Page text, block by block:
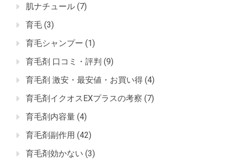
肌ナチュール (7)
育毛 (3)
育毛シャンプー (1)
育毛剤 口コミ・評判 (9)
育毛剤 激安・最安値・お買い得 (4)
育毛剤イクオスEXプラスの考察 (7)
育毛剤内容量 (4)
育毛剤副作用 (42)
育毛剤効かない (3)